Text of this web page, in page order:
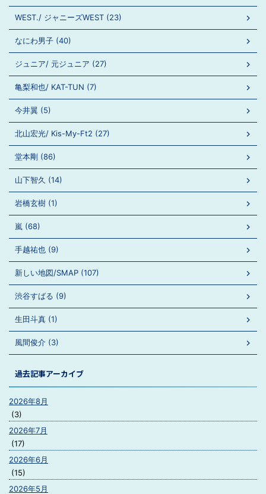
WEST./ ジャニーズWEST (23)
なにわ男子 (40)
ジュニア/ 元ジュニア (27)
亀梨和也/ KAT-TUN (7)
今井翼 (5)
北山宏光/ Kis-My-Ft2 (27)
堂本剛 (86)
山下智久 (14)
岩橋玄樹 (1)
嵐 (68)
手越祐也 (9)
新しい地図/SMAP (107)
渋谷すばる (9)
生田斗真 (1)
風間俊介 (3)
過去記事アーカイブ
2026年8月
(3)
2026年7月
(17)
2026年6月
(15)
2026年5月